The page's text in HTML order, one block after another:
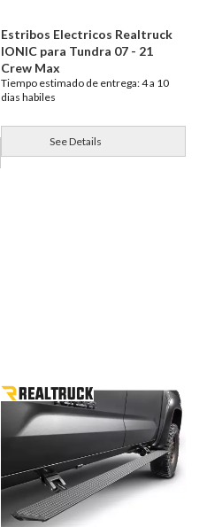
Estribos Electricos Realtruck
IONIC para Tundra 07 - 21
Crew Max
Tiempo estimado de entrega: 4 a 10
dias habiles
See Details